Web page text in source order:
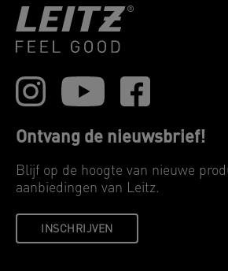
Ontvang de nieuwsbrief!
Blijf op de hoogte van nieuwe
aanbiedingen van Leitz.
INSCHRIJVEN